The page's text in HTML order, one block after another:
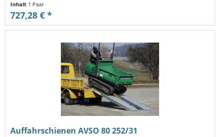
Inhalt 1 Paar
727,28 € *
Auffahrschienen AVSO 80 252/31